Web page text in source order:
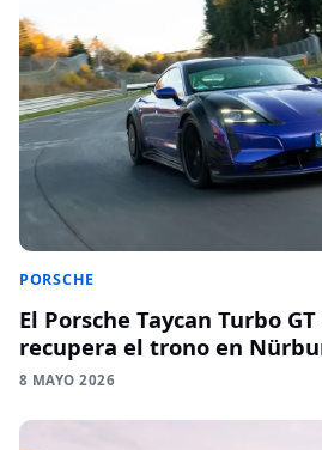
PORSCHE
El Porsche Taycan Turbo
recupera el trono en
8 MAYO 2026